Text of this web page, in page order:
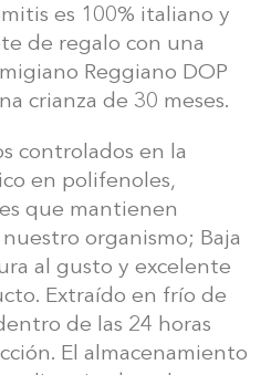
es 100% italiano y
de regalo con una
Reggiano DOP
crianza de 30 meses.
controlados en la
en polifenoles,
que mantienen
organismo; Baja
al gusto y excelente
Extraído en frío de
de las 24 horas
El almacenamiento